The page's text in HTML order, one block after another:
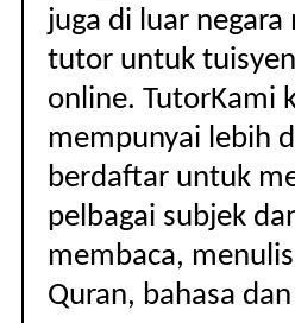
juga di luar
tutor untuk
online. TutorKami
mempunyai lebih
berdaftar untuk
pelbagai subjek
membaca,
Quran, bahasa